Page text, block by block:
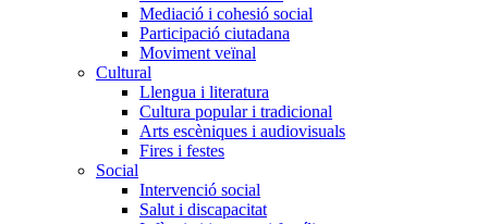
Mediació i cohesió social
Participació ciutadana
Moviment veïnal
Cultural
Llengua i literatura
Cultura popular i tradicional
Arts escèniques i audiovisuals
Fires i festes
Social
Intervenció social
Salut i discapacitat